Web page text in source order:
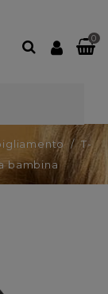
0
T-
bambina